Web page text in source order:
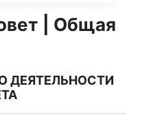
| Общая
ДЕЯТЕЛЬНОСТИ